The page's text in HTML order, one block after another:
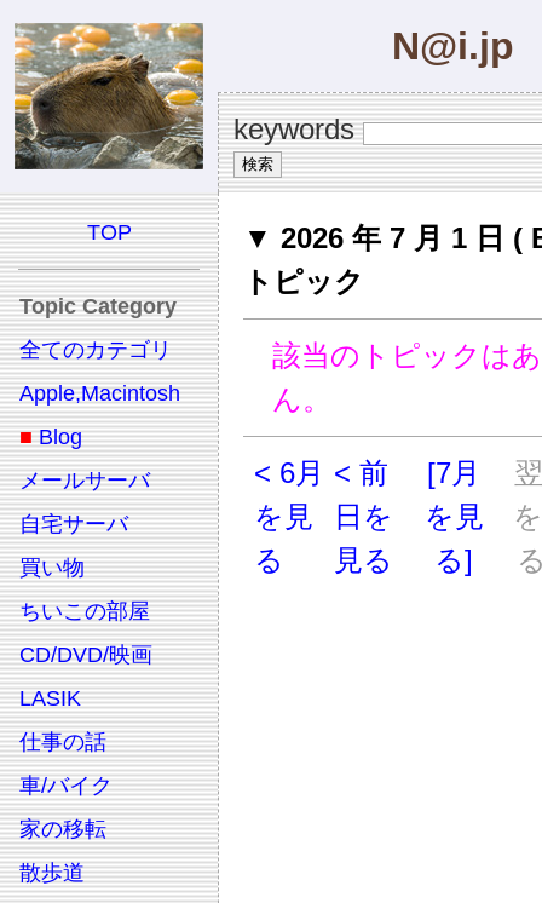
N@i.jp
keywords
TOP
Topic Category
全てのカテゴリ
Apple,Macintosh
■ Blog
メールサーバ
自宅サーバ
買い物
ちいこの部屋
CD/DVD/映画
LASIK
仕事の話
車/バイク
家の移転
散歩道
▼ 2026 年 7 月 1 日 (
トピック
該当のトピックは
ん。
< 6月
を見
る
< 前
日を
見る
[7月
を見
る]